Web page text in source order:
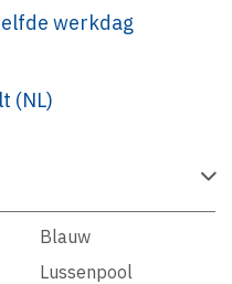
werkdag
(NL)
Blauw
Lussenpool